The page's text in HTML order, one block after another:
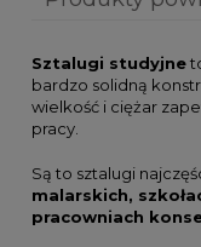
Sztalugi studyjne
bardzo solidną
wielkość i ciężar
pracy.
Są to sztalugi
malarskich,
pracowniach